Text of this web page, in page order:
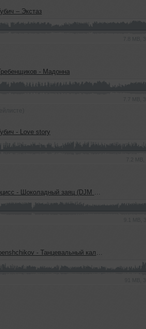
– Экстаз
- Мадонна
- Love story
- Шоколадный заяц (DJM Grebenshchikov)
- Танцевальный калейдоскоп Mash up MIX